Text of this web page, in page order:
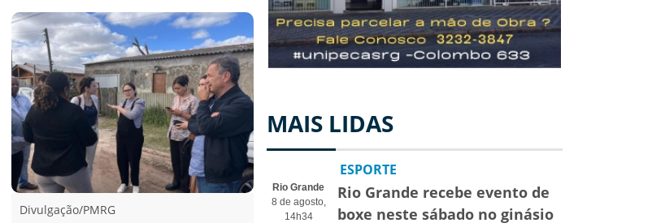
Divulgação/PMRG
MAIS LIDAS
Rio Grande
8 de agosto,
14h34
ESPORTE
Rio Grande recebe evento de
boxe neste sábado no ginásio